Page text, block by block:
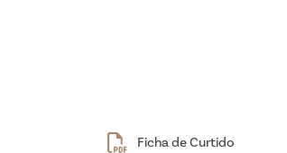
Ficha de Curtido